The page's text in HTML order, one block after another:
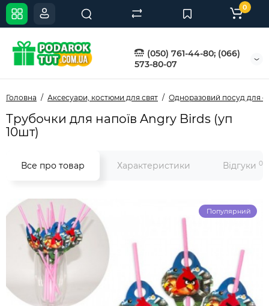
(050) 761-44-80; (066)
573-80-07
0
Головна Аксесуари, костюми для свят Одноразовий посуд для
Трубочки для напоїв Angry Birds (уп
10шт)
Все про товар Характеристики Відгуки 0
Популярний